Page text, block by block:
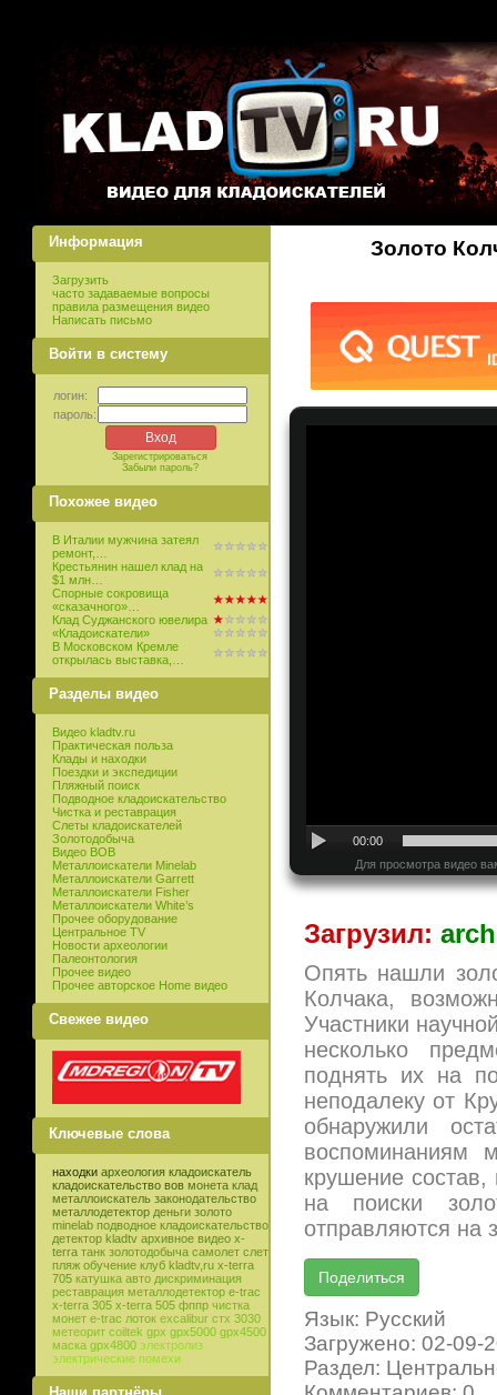
Информация
Загрузить
часто задаваемые вопросы
правила размещения видео
Написать письмо
Войти в систему
логин:
пароль:
Зарегистрироваться
Забыли пароль?
Похожее видео
В Италии мужчина затеял
ремонт,…
Крестьянин нашел клад на
$1 млн…
Спорные сокровища
«сказачного»…
Клад Суджанского ювелира
«Кладоискатели»
В Московском Кремле
открылась выставка,…
Разделы видео
Видео kladtv.ru
Практическая польза
Клады и находки
Поездки и экспедиции
Пляжный поиск
Подводное кладоискательство
Чистка и реставрация
Слеты кладоискателей
Золотодобыча
Видео ВОВ
Металлоискатели Minelab
Металлоискатели Garrett
Металлоискатели Fisher
Металлоискатели White’s
Прочее оборудование
Центральное TV
Новости археологии
Палеонтология
Прочее видео
Прочее авторское Home видео
Свежее видео
Ключевые слова
находки археология кладоискатель
кладоискательство вов монета клад
металлоискатель законодательство
металлодетектор деньги золото
minelab подводное кладоискательство
детектор kladtv архивное видео x-
terra танк золотодобыча самолет слет
пляж обучение клуб kladtv,ru x-terra
705 катушка авто дискриминация
реставрация металлодетектор e-trac
x-terra 305 x-terra 505 фппр чистка
монет e-trac лоток excalibur стх 3030
метеорит coiltek gpx gpx5000 gpx4500
маска gpx4800 электролиз
электрические помехи
Золото
00:00
Для просмотра видео
Загрузил:
Опять нашли
Колчака,
Участники
несколько
поднять их на
неподалеку от
обнаружили
воспоминаниям
крушение
на поиски
отправляются на
Язык: Русский
Загружено: 02-09-
Раздел: